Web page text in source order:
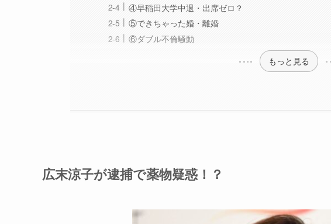
④早稲田大学中退・出席ゼロ？
⑤できちゃった婚・離婚
⑥ダブル不倫騒動
もっと見る
広末涼子が逮捕で薬物疑惑！？